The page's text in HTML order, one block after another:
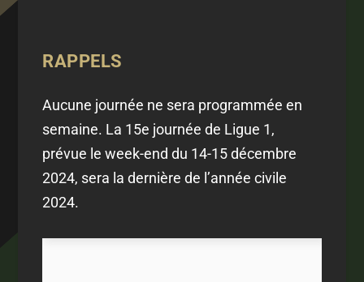
RAPPELS
Aucune journée ne sera programmée en
semaine. La 15e journée de Ligue 1,
prévue le week-end du 14-15 décembre
2024, sera la dernière de l’année civile
2024.